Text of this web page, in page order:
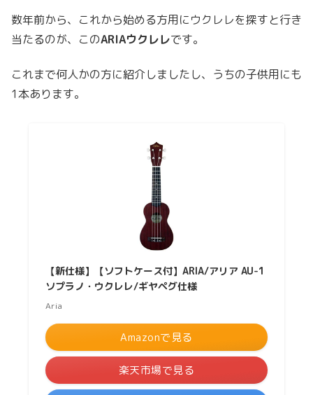
数年前から、これから始める方用にウクレレを探すと行き
当たるのが、このARIAウクレレです。
これまで何人かの方に紹介しましたし、うちの子供用にも
1本あります。
【新仕様】【ソフトケース付】ARIA/アリア AU-1
ソプラノ・ウクレレ/ギヤペグ仕様
Aria
Amazonで見る
楽天市場で見る